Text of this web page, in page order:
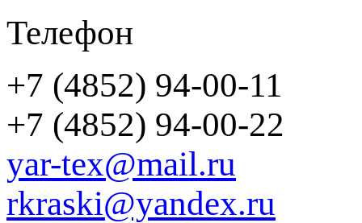
Телефон
+7 (4852) 94-00-11
+7 (4852) 94-00-22
yar-tex@mail.ru
rkraski@yandex.ru